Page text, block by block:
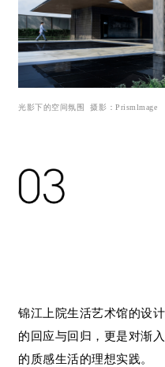
光影下的空间氛围摄影：Prismlmage
锦江上院生活艺术馆的设
的回应与回归，更是对渐
的质感生活的理想实践。